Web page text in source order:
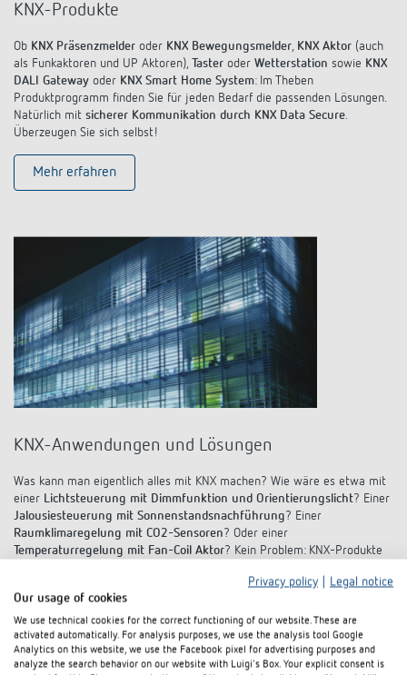
KNX-Produkte
Ob KNX Präsenzmelder oder KNX Bewegungsmelder, KNX Aktor (auch
als Funkaktoren und UP Aktoren), Taster oder Wetterstation sowie KNX
DALI Gateway oder KNX Smart Home System: Im Theben
Produktprogramm finden Sie für jeden Bedarf die passenden Lösungen.
Natürlich mit sicherer Kommunikation durch KNX Data Secure.
Überzeugen Sie sich selbst!
Mehr erfahren
KNX-Anwendungen und Lösungen
Was kann man eigentlich alles mit KNX machen? Wie wäre es etwa mit
einer Lichtsteuerung mit Dimmfunktion und Orientierungslicht? Einer
Jalousiesteuerung mit Sonnenstandsnachführung? Einer
Raumklimaregelung mit CO2-Sensoren? Oder einer
Temperaturregelung mit Fan-Coil Aktor? Kein Problem: KNX-Produkte
Anwendungsspektrum für nahezu jede Anforderung im Smart Home und
Smart Building.
Mehr erfahren
Privacy policy
Legal notice
Our usage of cookies
We use technical cookies for the correct functioning of our website. These are
activated automatically. For analysis purposes, we use the analysis tool Google
Analytics on this website, we use the Facebook pixel for advertising purposes and
analyze the search behavior on our website with Luigi's Box. Your explicit consent is